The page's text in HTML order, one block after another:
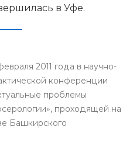
в Уфе.
2011 года в научно-
конференции
проблемы
проходящей на
Башкирского